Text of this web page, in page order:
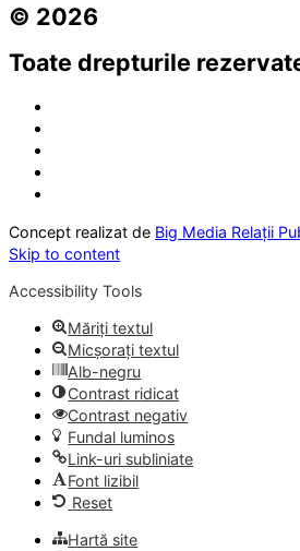
© 2026
Toate drepturile
Concept realizat de Big Media Relații
Skip to content
Accessibility Tools
Măriți textul
Micșorați textul
Alb-negru
Contrast ridicat
Contrast negativ
Fundal luminos
Link-uri subliniate
Font lizibil
Reset
Hartă site